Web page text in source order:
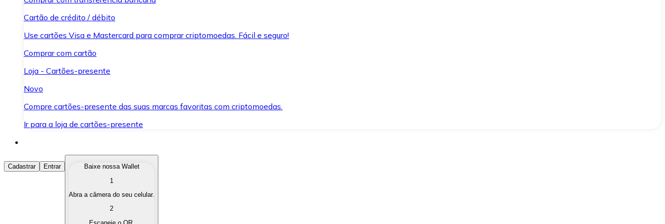
Cartão de crédito / débito
Use cartões Visa e Mastercard para comprar criptomoedas. Fácil e seguro!
Comprar com cartão
Loja - Cartões-presente
Novo
Compre cartões-presente das suas marcas favoritas com criptomoedas.
Ir para a loja de cartões-presente
Comprar Criptomoedas
Compre as criptomoedas de seu interesse de forma rápida e segura.
Converta suas criptomoedas em moeda fiduciária quando precisar.
Cadastrar Entrar
Baixe nossa Wallet
1
Abra a câmera do seu celular.
2